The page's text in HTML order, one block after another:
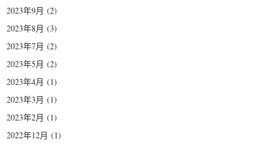
2023年9月 (2)
2023年8月 (3)
2023年7月 (2)
2023年5月 (2)
2023年4月 (1)
2023年3月 (1)
2023年2月 (1)
2022年12月 (1)